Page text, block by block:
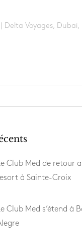
Delta Voyages, Dubai ,
Club Med de retour
à Sainte-Croix
Club Med s’étend à